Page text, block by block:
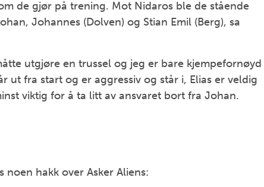
de gjør på trening. Mot Nidaros ble de stående
Johannes (Dolven) og Stian Emil (Berg), sa
utgjøre en trussel og jeg er bare kjempefornøyd
ut fra start og er aggressiv og står i, Elias er veldig
viktig for å ta litt av ansvaret bort fra Johan.
hakk over Asker Aliens: